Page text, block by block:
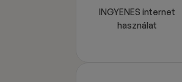
INGYENES internet
használat